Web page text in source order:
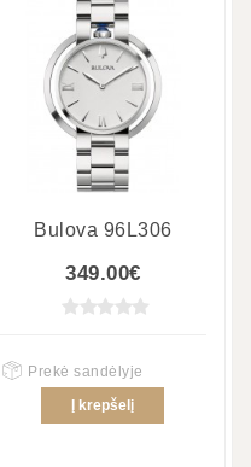
Bulova 96L306
349.00€
Prekė sandėlyje
Į krepšelį